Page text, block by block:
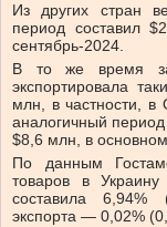
Из других стран
период составил
сентябрь-2024.
В то же время за
экспортировала
млн, в частности,
аналогичный
$8,6 млн, в
По данным
товаров в
составила
экспорта — 0,02%